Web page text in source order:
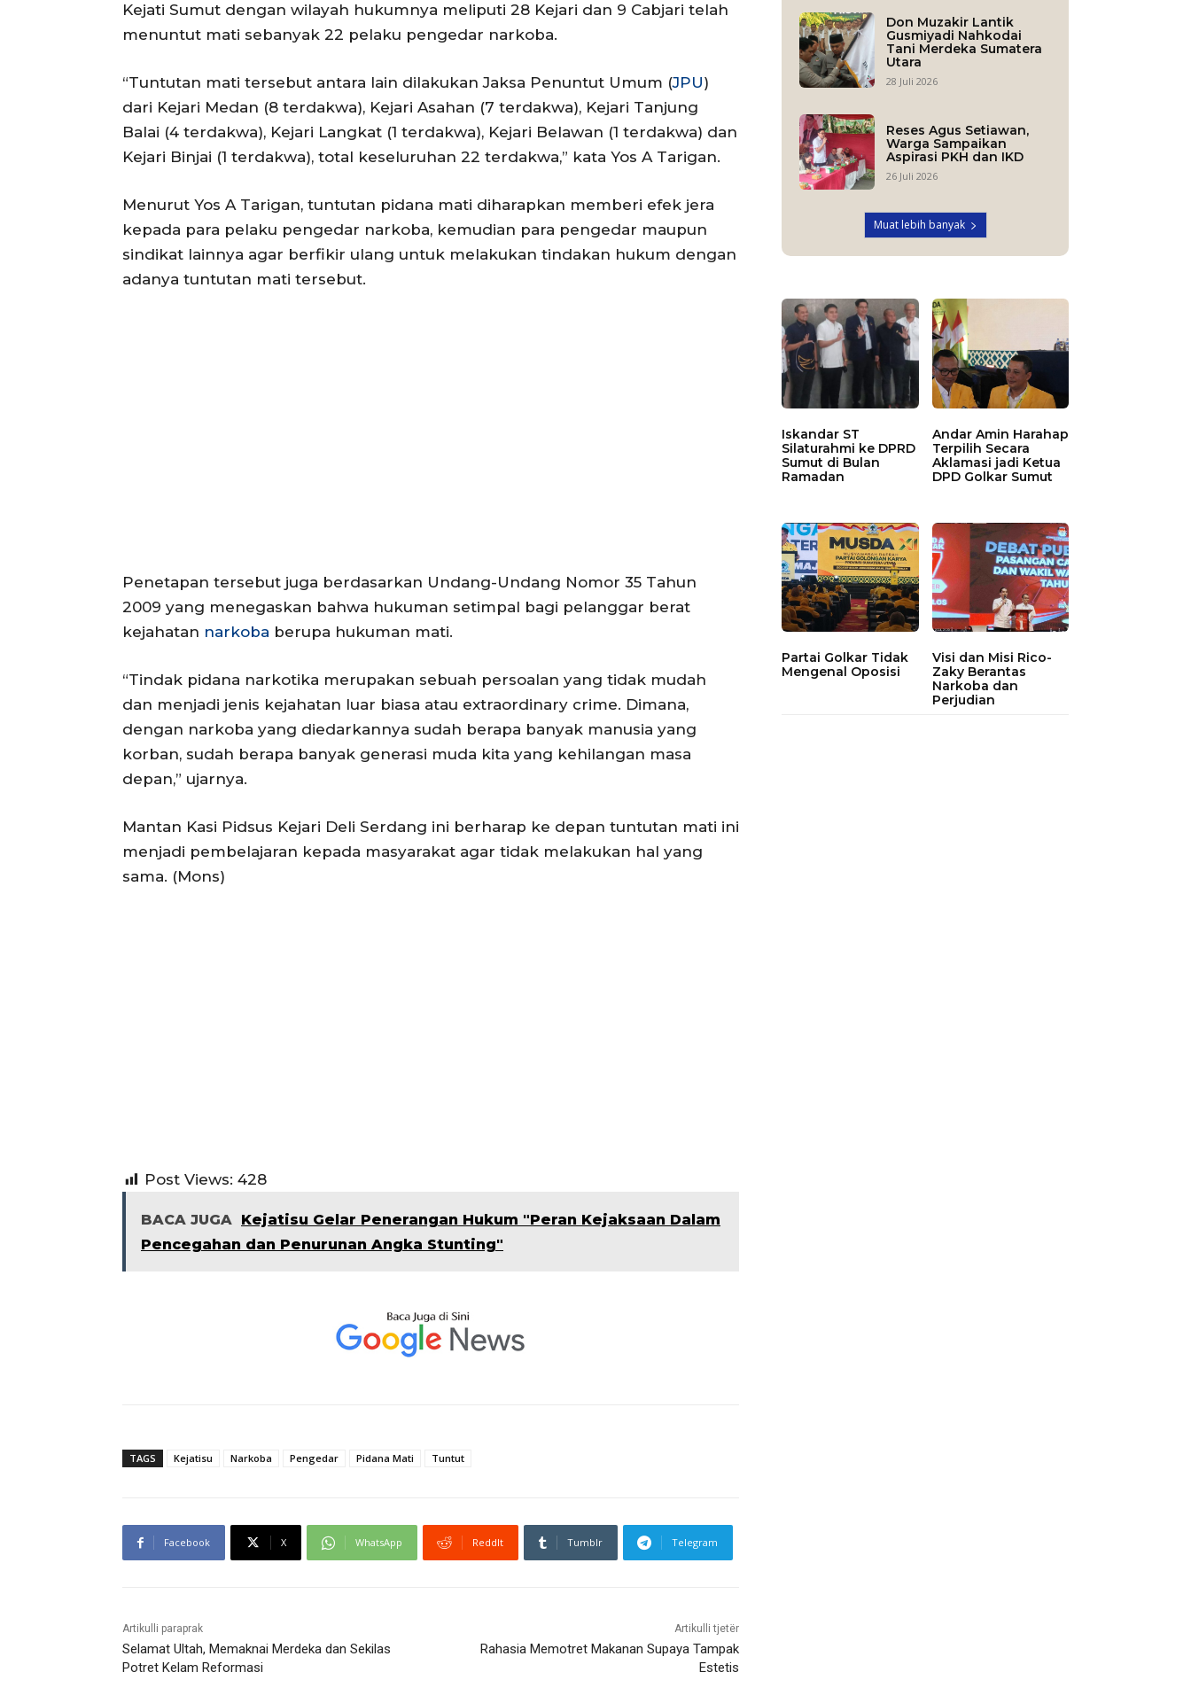
Kejati Sumut dengan wilayah hukumnya meliputi 28 Kejari dan 9 Cabjari telah
menuntut mati sebanyak 22 pelaku pengedar narkoba.
“Tuntutan mati tersebut antara lain dilakukan Jaksa Penuntut Umum (JPU)
dari Kejari Medan (8 terdakwa), Kejari Asahan (7 terdakwa), Kejari Tanjung
Balai (4 terdakwa), Kejari Langkat (1 terdakwa), Kejari Belawan (1 terdakwa) dan
Kejari Binjai (1 terdakwa), total keseluruhan 22 terdakwa,” kata Yos A Tarigan.
Menurut Yos A Tarigan, tuntutan pidana mati diharapkan memberi efek jera
kepada para pelaku pengedar narkoba, kemudian para pengedar maupun
sindikat lainnya agar berfikir ulang untuk melakukan tindakan hukum dengan
adanya tuntutan mati tersebut.
Penetapan tersebut juga berdasarkan Undang-Undang Nomor 35 Tahun
2009 yang menegaskan bahwa hukuman setimpal bagi pelanggar berat
kejahatan narkoba berupa hukuman mati.
“Tindak pidana narkotika merupakan sebuah persoalan yang tidak mudah
dan menjadi jenis kejahatan luar biasa atau extraordinary crime. Dimana,
dengan narkoba yang diedarkannya sudah berapa banyak manusia yang
korban, sudah berapa banyak generasi muda kita yang kehilangan masa
depan,” ujarnya.
Mantan Kasi Pidsus Kejari Deli Serdang ini berharap ke depan tuntutan mati ini
menjadi pembelajaran kepada masyarakat agar tidak melakukan hal yang
sama. (Mons)
Post Views: 428
BACA JUGA Kejatisu Gelar Penerangan Hukum "Peran Kejaksaan Dalam
Pencegahan dan Penurunan Angka Stunting"
TAGS Kejatisu Narkoba Pengedar Pidana Mati Tuntut
Facebook X WhatsApp ReddIt Tumblr Telegram
Artikulli paraprak
Selamat Ultah, Memaknai Merdeka dan Sekilas
Potret Kelam Reformasi
Artikulli tjetër
Rahasia Memotret Makanan Supaya Tampak
Estetis
Don Muzakir Lantik
Gusmiyadi Nahkodai
Tani Merdeka Sumatera
Utara
28 Juli 2026
Reses Agus Setiawan,
Warga Sampaikan
Aspirasi PKH dan IKD
26 Juli 2026
Muat lebih banyak
Iskandar ST
Silaturahmi ke DPRD
Sumut di Bulan
Ramadan
Andar Amin Harahap
Terpilih Secara
Aklamasi jadi Ketua
DPD Golkar Sumut
Partai Golkar Tidak
Mengenal Oposisi
Visi dan Misi Rico-
Zaky Berantas
Narkoba dan
Perjudian